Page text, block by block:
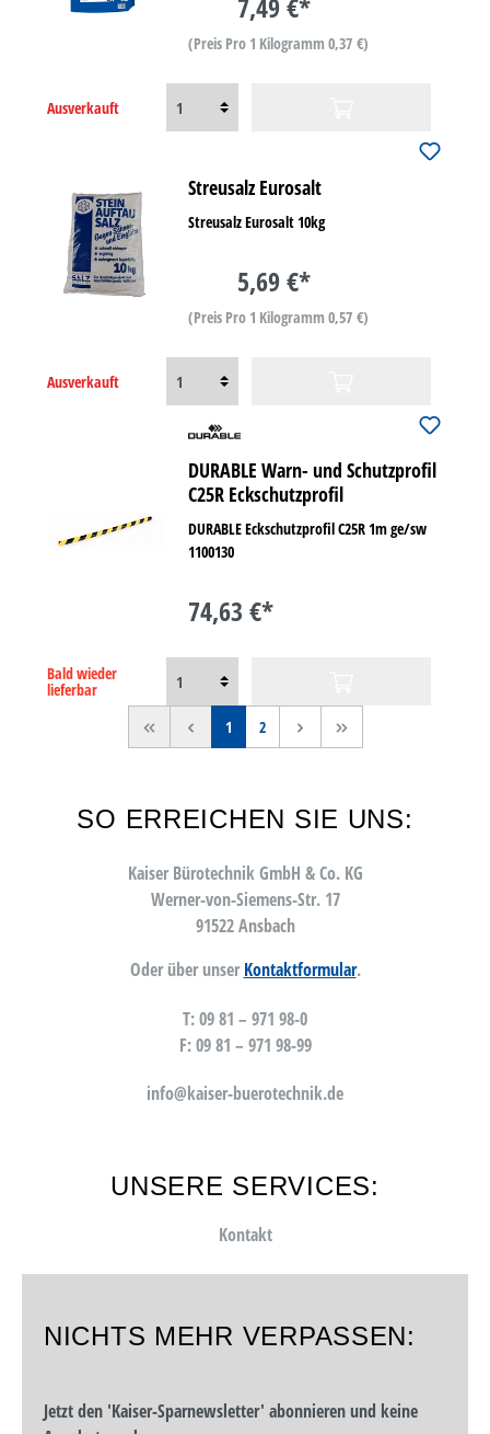
(Preis Pro 1 Kilogramm 0,37 €)
Ausverkauft
Streusalz Eurosalt
Streusalz Eurosalt 10kg
5,69 €*
(Preis Pro 1 Kilogramm 0,57 €)
Ausverkauft
DURABLE Warn- und Schutzprofil
C25R Eckschutzprofil
DURABLE Eckschutzprofil C25R 1m ge/sw
1100130
74,63 €*
Bald wieder
lieferbar
<<
< 1 2 > >>
SO ERREICHEN SIE UNS:
Kaiser Bürotechnik GmbH & Co. KG
Werner-von-Siemens-Str. 17
91522 Ansbach
Oder über unserKontaktformular.
T: 09 81 – 971 98-0
F: 09 81 – 971 98-99
info@kaiser-buerotechnik.de
UNSERE SERVICES:
Kontakt
NICHTS MEHR VERPASSEN:
Jetzt den 'Kaiser-Sparnewsletter' abonnieren und keine